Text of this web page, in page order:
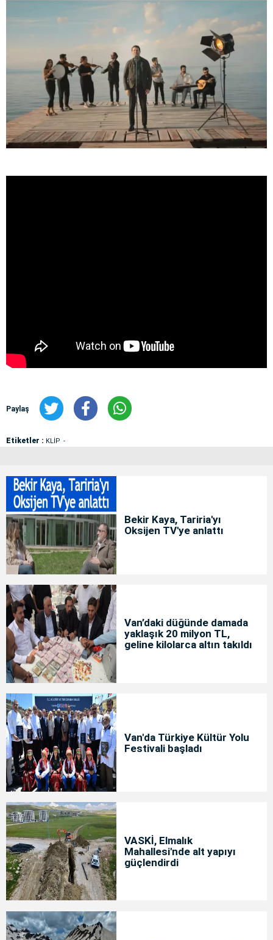
Paylaş
Etiketler : KLİP
Bekir Kaya, Tariria'yı
Oksijen TV'ye anlattı
Van’daki düğünde damada
yaklaşık 20 milyon TL,
geline kilolarca altın takıldı
Van'da Türkiye Kültür Yolu
Festivali başladı
VASKİ, Elmalık
Mahallesi'nde alt yapıyı
güçlendirdi